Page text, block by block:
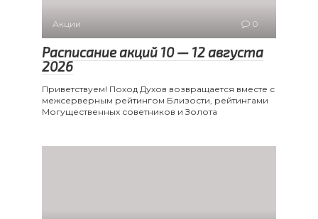
Акции 0
Расписание акций 10 — 12 августа
2026
Приветствуем! Поход Духов возвращается вместе с
межсерверным рейтингом Близости, рейтингами
Могущественных советников и Золота